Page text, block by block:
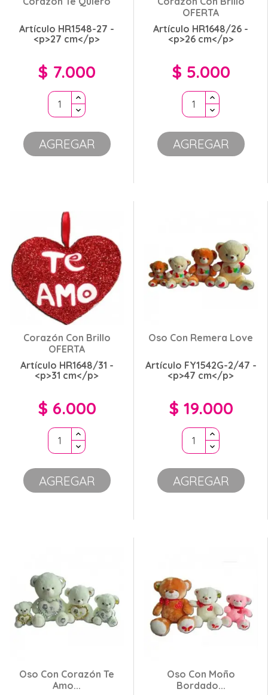
Artículo HR1548-27 -
<p>27 cm</p>
Precio
$ 7.000
AGREGAR
OFERTA
Artículo HR1648/26 -
<p>26 cm</p>
Precio
$ 5.000
AGREGAR
Corazón Con Brillo
OFERTA
Artículo HR1648/31 -
<p>31 cm</p>
Precio
$ 6.000
AGREGAR
Oso Con Remera Love
Artículo FY1542G-2/47 -
<p>47 cm</p>
Precio
$ 19.000
AGREGAR
Oso Con Corazón Te
Amo...
Oso Con Moño
Bordado...